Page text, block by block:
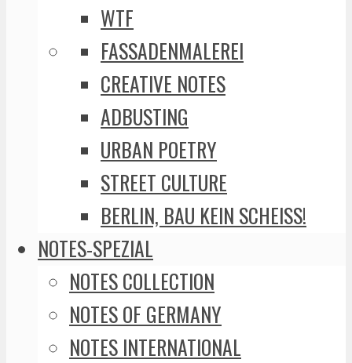
WTF
FASSADENMALEREI
CREATIVE NOTES
ADBUSTING
URBAN POETRY
STREET CULTURE
BERLIN, BAU KEIN SCHEISS!
NOTES-SPEZIAL
NOTES COLLECTION
NOTES OF GERMANY
NOTES INTERNATIONAL